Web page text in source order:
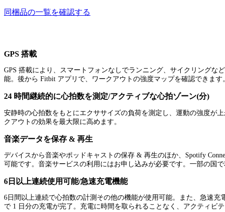
同梱品の一覧を確認する
GPS 搭載
GPS 搭載により、スマートフォンなしでランニング、サイクリングな
能。後から Fitbit アプリで、ワークアウトの強度マップを確認できます
24 時間継続的に心拍数を測定/アクティブな心拍ゾーン(分)
安静時の心拍数をもとにエクササイズの負荷を測定し、運動の強度が
クアウトの効果を最大限に高めます。
音楽データを保存 & 再生
デバイスから音楽やポッドキャストの保存 & 再生のほか、Spotify
可能です。音楽サービスの利用にはお申し込みが必要です。一部の国で
6日以上連続使用可能/急速充電機能
6日間以上連続で心拍数の計測その他の機能が使用可能。また、急速充
で 1 日分の充電が完了。充電に時間を取られることなく、アクティビテ